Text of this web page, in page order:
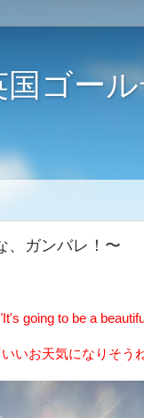
ゴー
、ガンバレ！〜
going to be a
いお天気になりそう